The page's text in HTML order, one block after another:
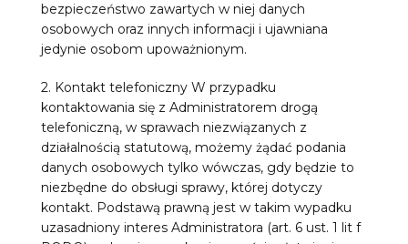
bezpieczeństwo zawartych w niej danych
osobowych oraz innych informacji i ujawniana
jedynie osobom upoważnionym.
2. Kontakt telefoniczny W przypadku
kontaktowania się z Administratorem drogą
telefoniczną, w sprawach niezwiązanych z
działalnością statutową, możemy żądać podania
danych osobowych tylko wówczas, gdy będzie to
niezbędne do obsługi sprawy, której dotyczy
kontakt. Podstawą prawną jest w takim wypadku
uzasadniony interes Administratora (art. 6 ust. 1 lit f